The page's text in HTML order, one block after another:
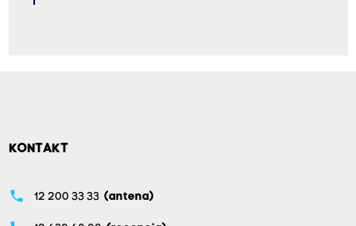
KONTAKT
phone 12 200 33 33 (antena)